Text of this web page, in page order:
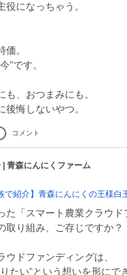
役になっちゃう。
。
”です。
も、おつまみにも。
コメント
| 青森にんにくファーム
で紹介】青森にんにくの王様白
た「スマート農業クラウド
取り組み、ご存じですか？
ウドファンディングは、
たい”という想いを形にで